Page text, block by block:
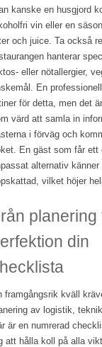
kanske en husgjord
vin eller en
och juice. Ta också
hanterar
eller nötallergier,
En
för detta, men det
värd att samla in
i förväg och
En gäst som får ett
alternativ
vilket höjer
planering
din
framgångsrik kväll
av logistik,
är en numrerad
att hålla koll på alla